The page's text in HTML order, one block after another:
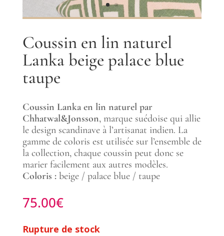
Coussin en lin naturel
Lanka beige palace blue
taupe
Coussin Lanka en lin naturel par
Chhatwal&Jonsson, marque suédoise qui allie
le design scandinave à l’artisanat indien. La
gamme de coloris est utilisée sur l’ensemble de
la collection, chaque coussin peut donc se
marier facilement aux autres modèles.
Coloris :beige / palace blue / taupe
75.00€
Rupture de stock